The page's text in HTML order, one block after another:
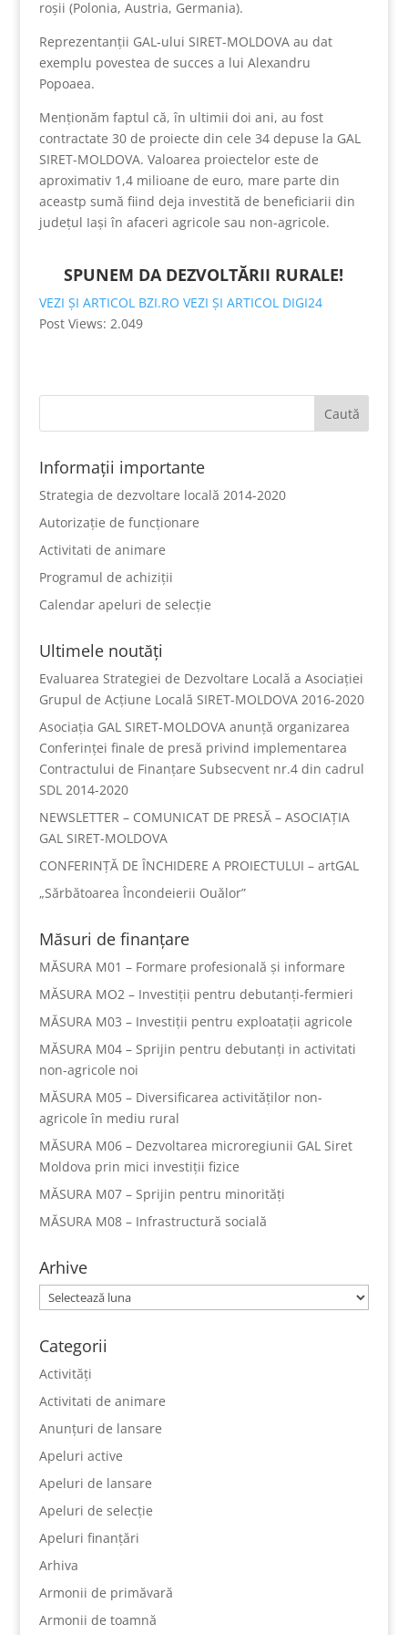
roșii (Polonia, Austria, Germania).
Reprezentanții GAL-ului SIRET-MOLDOVA au dat
exemplu povestea de succes a lui Alexandru
Popoaea.
Menționăm faptul că, în ultimii doi ani, au fost
contractate 30 de proiecte din cele 34 depuse la GAL
SIRET-MOLDOVA. Valoarea proiectelor este de
aproximativ 1,4 milioane de euro, mare parte din
aceastp sumă fiind deja investită de beneficiarii din
județul Iași în afaceri agricole sau non-agricole.
SPUNEM DADEZVOLTĂRII RURALE!
VEZI ȘI ARTICOL BZI.RO VEZI ȘI ARTICOL DIGI24
Post Views: 2.049
Informații importante
Strategia de dezvoltare locală 2014-2020
Autorizație de funcționare
Activitati de animare
Programul de achiziții
Calendar apeluri de selecție
Ultimele noutăți
Evaluarea Strategiei de Dezvoltare Locală a Asociației
Grupul de Acțiune Locală SIRET-MOLDOVA 2016-2020
Asociația GAL SIRET-MOLDOVA anunță organizarea
Conferinței finale de presă privind implementarea
Contractului de Finanțare Subsecvent nr.4 din cadrul
SDL 2014-2020
NEWSLETTER – COMUNICAT DE PRESĂ – ASOCIAȚIA
GAL SIRET-MOLDOVA
CONFERINȚĂ DE ÎNCHIDERE A PROIECTULUI – artGAL
„Sărbătoarea Încondeierii Ouălor”
Măsuri de finanțare
MĂSURA M01 – Formare profesională și informare
MĂSURA MO2 – Investiții pentru debutanți-fermieri
MĂSURA M03 – Investiții pentru exploatații agricole
MĂSURA M04 – Sprijin pentru debutanți in activitati
non-agricole noi
MĂSURA M05 – Diversificarea activităților non-
agricole în mediu rural
MĂSURA M06 – Dezvoltarea microregiunii GAL Siret
Moldova prin mici investiții fizice
MĂSURA M07 – Sprijin pentru minorități
MĂSURA M08 – Infrastructură socială
Arhive
Arhive
Categorii
Activități
Activitati de animare
Anunțuri de lansare
Apeluri active
Apeluri de lansare
Apeluri de selecție
Apeluri finanțări
Arhiva
Armonii de primăvară
Armonii de toamnă